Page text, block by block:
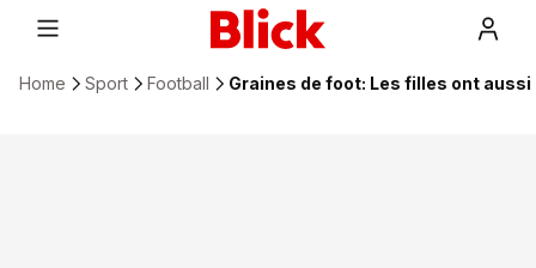
Home Sport Football Graines de foot: Les filles ont